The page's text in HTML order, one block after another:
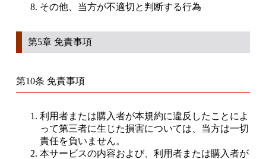
その他、当方が不適切と判断する行為
第5章 免責事項
第10条 免責事項
利用者または購入者が本規約に違反したことによ
って第三者に生じた損害については、当方は一切
責任を負いません。
本サービスの内容および、利用者または購入者が